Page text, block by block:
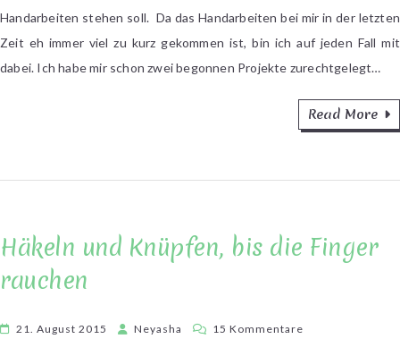
Handarbeiten stehen soll. Da das Handarbeiten bei mir in der letzten
Zeit eh immer viel zu kurz gekommen ist, bin ich auf jeden Fall mit
dabei. Ich habe mir schon zwei begonnen Projekte zurechtgelegt…
Read More
Häkeln und Knüpfen, bis die Finger
rauchen
21. August 2015 Neyasha 15 Kommentare